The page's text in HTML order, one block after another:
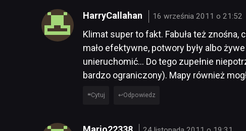
HarryCallahan 16 września 2011 o 21:52
Klimat super to fakt. Fabuła też znośna,
mało efektywne, potwory były albo
unieruchomić… Do tego zupełnie
bardzo ograniczony). Mapy również
Cytuj Odpowiedz